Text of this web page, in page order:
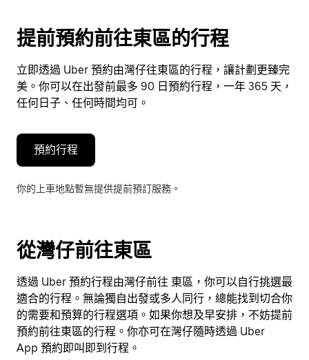
咀
鍵，
可
使
用
和
擇
按
下
按
鈕
即
可
關
提前預約前往東區的行程
立即透過 Uber 預約由灣仔往東區的行程，讓計劃更臻完
美。你可以在出發前最多 90 日預約行程，一年 365 天，
任何日子、任何時間均可。
預約行程
你的上車地點暫無提供提前預訂服務。
從灣仔前往東區
透過 Uber 預約行程由灣仔前往 東區，你可以自行挑選最
適合的行程。無論獨自出發或多人同行，總能找到切合你
的需要和預算的行程選項。如果你想及早安排，不妨提前
預約前往東區的行程。你亦可在灣仔隨時透過 Uber
App 預約即叫即到行程。